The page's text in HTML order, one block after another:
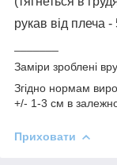
рукав від плеча -
Заміри зроблені
Згідно нормам
+/- 1-3 см в
Приховати